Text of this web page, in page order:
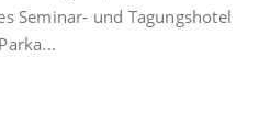
Seminar- und Tagungshotel